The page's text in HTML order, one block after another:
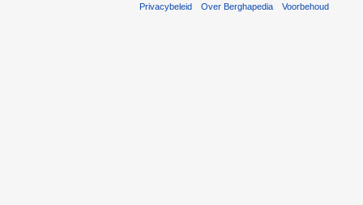
Privacybeleid Over Berghapedia Voorbehoud